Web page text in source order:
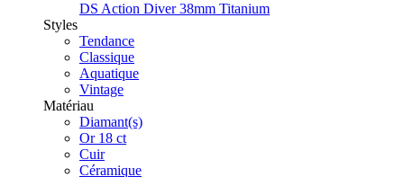
DS Action Diver 38mm Titanium
Styles
Tendance
Classique
Aquatique
Vintage
Matériau
Diamant(s)
Or 18 ct
Cuir
Céramique